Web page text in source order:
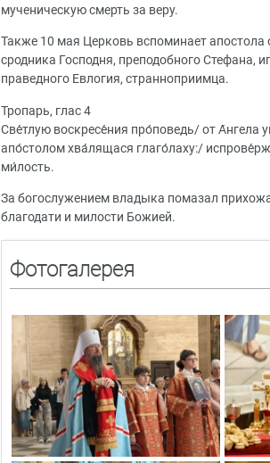
мученическую смерть за веру.
Также 10 мая Церковь вспоминает
сродника Господня, преподобного Стефана,
праведного Евлогия, странноприимца.
Тропарь, глас 4
Све́тлую воскресе́ния про́поведь/ от А́нгела
апо́столом хва́лящася глаго́лаху:/
ми́лость.
За богослужением владыка помазал
благодати и милости Божией.
Фотогалерея